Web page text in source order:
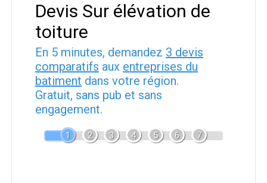
Devis Sur élévation de
toiture
En 5 minutes, demandez 3 devis
comparatifs aux entreprises du
batiment dans votre région.
Gratuit, sans pub et sans
engagement.
1 2 3 4 5 6 7